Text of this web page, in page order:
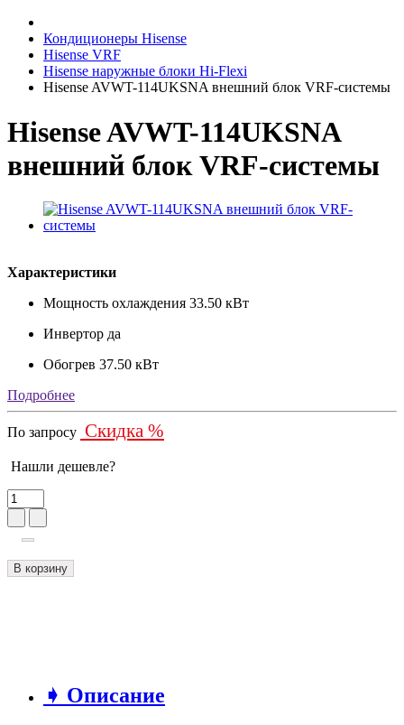
Кондиционеры Hisense
Hisense VRF
Hisense наружные блоки Hi-Flexi
Hisense AVWT-114UKSNA внешний блок VRF-системы
Hisense AVWT-114UKSNA
внешний блок VRF-системы
Характеристики
Мощность охлаждения 33.50 кВт
Инвертор да
Обогрев 37.50 кВт
Подробнее
По запросу Скидка %
Нашли дешевле?
В корзину
➧ Описание